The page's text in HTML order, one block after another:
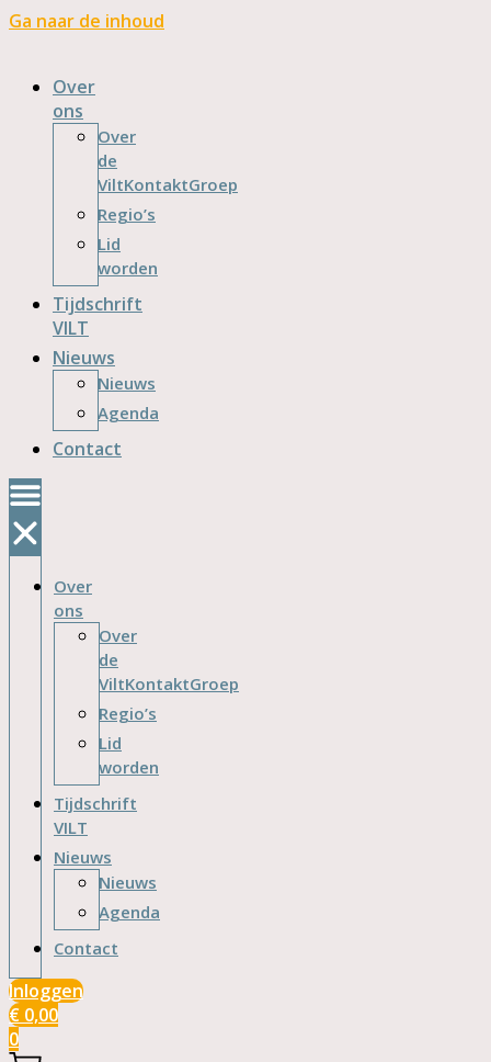
Ga naar de inhoud
Over
ons
Over
de
ViltKontaktGroep
Regio’s
Lid
worden
Tijdschrift
VILT
Nieuws
Nieuws
Agenda
Contact
Over
ons
Over
de
ViltKontaktGroep
Regio’s
Lid
worden
Tijdschrift
VILT
Nieuws
Nieuws
Agenda
Contact
Inloggen
€ 0,00
0